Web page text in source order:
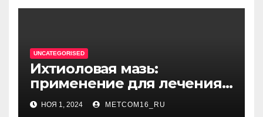
UNCATEGORISED
Ихтиоловая мазь:
применение для лечения
фурункулов
НОЯ 1, 2024 METCOM16_RU